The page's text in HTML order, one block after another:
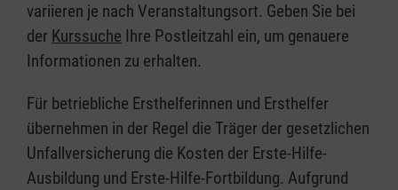
variieren je nach Veranstaltungsort. Geben Sie bei
der Kurssuche Ihre Postleitzahl ein, um genauere
Informationen zu erhalten.
Für betriebliche Ersthelferinnen und Ersthelfer
übernehmen in der Regel die Träger der gesetzlichen
Unfallversicherung die Kosten der Erste-Hilfe-
Ausbildung und Erste-Hilfe-Fortbildung. Aufgrund